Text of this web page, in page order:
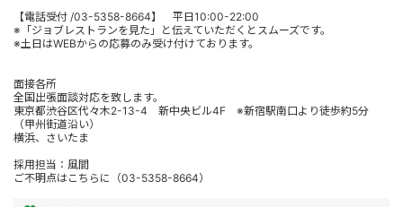
【電話受付 /03-5358-8664】 平日10:00-22:00
※「ジョブレストランを見た」と伝えていただくとスムーズです。
※土日はWEBからの応募のみ受け付けております。
面接各所
全国出張面談対応を致します。
東京都渋谷区代々木2-13-4 新中央ビル4F ※新宿駅南口より徒歩約5分
（甲州街道沿い）
横浜、さいたま
採用担当：風間
ご不明点はこちらに（03-5358-8664）